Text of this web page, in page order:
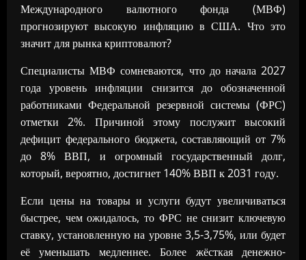
Международного валютного фонда (МВФ)
прогнозируют высокую инфляцию в США. Что это
значит для рынка криптовалют?
Специалисты МВФ сомневаются, что до начала 2027
года уровень инфляции снизится до обозначенной
работниками Федеральной резервной системы (ФРС)
отметки 2%. Причиной этому послужит высокий
дефицит федерального бюджета, составляющий от 7%
до 8% ВВП, и огромный государственный долг,
который, вероятно, достигнет 140% ВВП к 2031 году.
Если цены на товары и услуги будут увеличиваться
быстрее, чем ожидалось, то ФРС не снизит ключевую
ставку, установленную на уровне 3,5-3,75%, или будет
её уменьшать медленнее. Более жёсткая денежно-